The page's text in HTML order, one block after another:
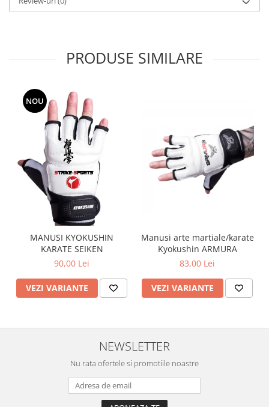
PRODUSE SIMILARE
NOU
MANUSI KYOKUSHIN
KARATE SEIKEN
90,00 Lei
VEZI VARIANTE
Manusi arte martiale/karate
Kyokushin ARMURA
83,00 Lei
VEZI VARIANTE
NEWSLETTER
Nu rata ofertele si promotiile noastre